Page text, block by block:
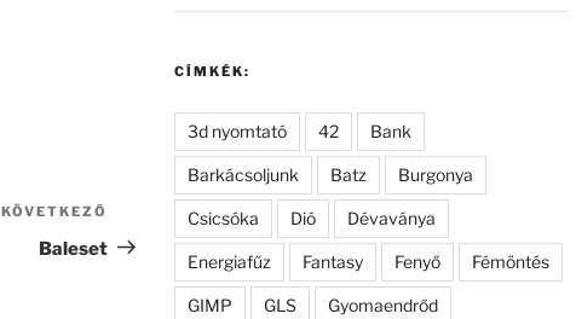
Következő
bejegyzés
KÖVETKEZŐ
Baleset
CÍMKÉK:
3d nyomtató 42 Bank
Barkácsoljunk Batz Burgonya
Csicsóka Dió Dévaványa
Energiafűz Fantasy Fenyő Fémöntés
GIMP GLS Gyomaendrőd